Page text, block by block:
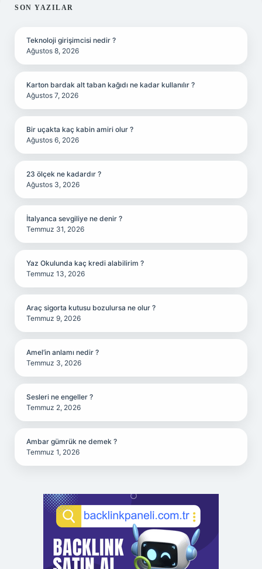
SIDEBAR
SON YAZILAR
Teknoloji girişimcisi nedir ?
Ağustos 8, 2026
Karton bardak alt taban kağıdı ne kadar kullanılır ?
Ağustos 7, 2026
Bir uçakta kaç kabin amiri olur ?
Ağustos 6, 2026
23 ölçek ne kadardır ?
Ağustos 3, 2026
İtalyanca sevgiliye ne denir ?
Temmuz 31, 2026
Yaz Okulunda kaç kredi alabilirim ?
Temmuz 13, 2026
Araç sigorta kutusu bozulursa ne olur ?
Temmuz 9, 2026
Amel’in anlamı nedir ?
Temmuz 3, 2026
Sesleri ne engeller ?
Temmuz 2, 2026
Ambar gümrük ne demek ?
Temmuz 1, 2026